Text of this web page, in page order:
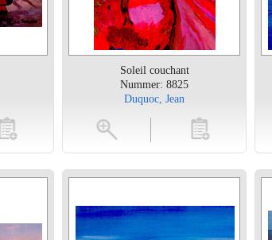
Soleil couchant
Nummer: 8825
Duquoc, Jean
vergroten toevoegen vergroten